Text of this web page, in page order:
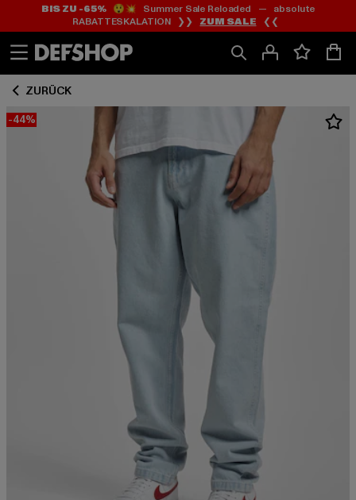
Zum
Inhalt
springen
Zum
Fußzeile
springen
BIS ZU -65%😲💥 Summer Sale Reloaded — absolute
RABATTESKALATION ❯❯ ZUM SALE ❮❮
ZURÜCK
-44%